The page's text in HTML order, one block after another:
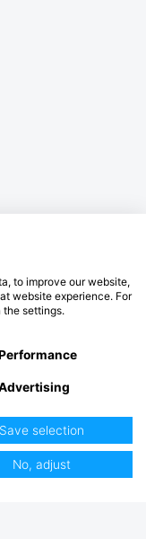
to improve our website,
website experience. For
the settings.
Save selection
No, adjust